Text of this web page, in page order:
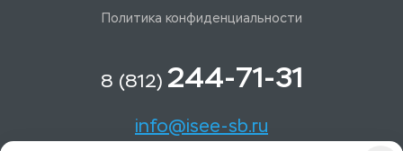
Политика конфиденциальности
8 (812) 244-71-31
info@isee-sb.ru